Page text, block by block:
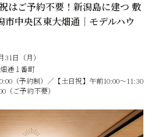
はご予約不要！新潟島に建つ 敷
中央区東大畑通｜モデルハウ
日（月）
通１番町
（予約制）／【土日祝】午前10:00～11:30
（ご予約不要）